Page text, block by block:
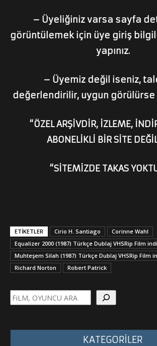
– Üyeliğiniz varsa sayfa
görüntülemek için üye giriş
yapınız.
– Üyemiz değil iseniz,
değerlendirilir, uygun görülürse
“ÖZEL ARŞİVDİR, İZLEME,
ABONELİKLİ BİR SİTE
“SİTEMİZDE TAKAS
ETİKETLER Cirio H. Santiago
Corinne Wahl
Equalizer 2000 (1987) Türkçe Dublaj VHSRip Film
Muhteşem Silah (1987) Türkçe Dublaj VHSRip Film
Richard Norton
Robert Patrick
Ara
KATEGORİLER